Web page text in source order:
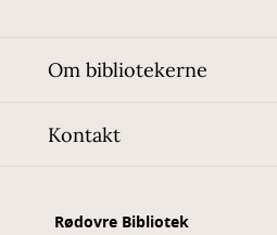
Om bibliotekerne
Kontakt
Rødovre Bibliotek